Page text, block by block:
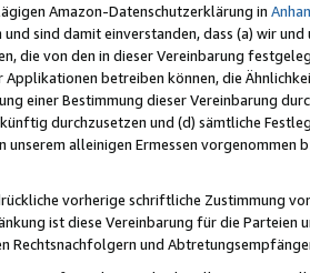
Amazon-Datenschutzerklärung in
und sind damit einverstanden, dass (a) wir
die von den in dieser Vereinbarung
Applikationen betreiben können, die
einer Bestimmung dieser Vereinbarung
durchzusetzen und (d) sämtliche
unserem alleinigen Ermessen
vorherige schriftliche Zustimmung
ist diese Vereinbarung für die
Rechtsnachfolgern und